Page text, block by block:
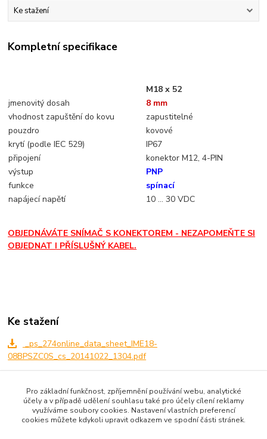
Ke stažení
Kompletní specifikace
M18 x 52
jmenovitý dosah
8 mm
vhodnost zapuštění do kovu
zapustitelné
pouzdro
kovové
krytí (podle IEC 529)
IP67
připojení
konektor M12, 4-PIN
výstup
PNP
funkce
spínací
napájecí napětí
10 ... 30 VDC
OBJEDNÁVÁTE SNÍMAČ S KONEKTOREM - NEZAPOMEŇTE SI
OBJEDNAT I PŘÍSLUŠNÝ KABEL.
Ke stažení
_ps_274online_data_sheet_IME18-
08BPSZC0S_cs_20141022_1304.pdf
Zboží zařazeno v kategoriích
válcové M18
Pro základní funkčnost, zpříjemnění používání webu, analytické
účely a v případě udělení souhlasu také pro účely cílení reklamy
využíváme soubory cookies. Nastavení vlastních preferencí
cookies můžete kdykoli upravit odkazem ve spodní části stránek.